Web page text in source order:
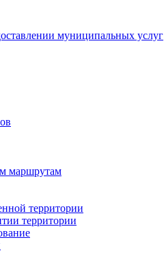
муниципальных услуг
маршрутам
территории
территории